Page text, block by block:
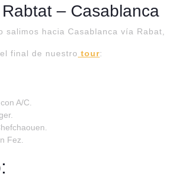
– Casablanca
salimos hacia Casablanca vía Rabat,
final de nuestro tour:
A/C.
Fez.